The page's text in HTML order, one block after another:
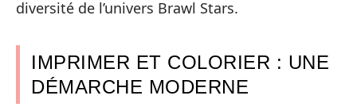
diversité de l’univers Brawl Stars.
IMPRIMER ET COLORIER : UNE
DÉMARCHE MODERNE